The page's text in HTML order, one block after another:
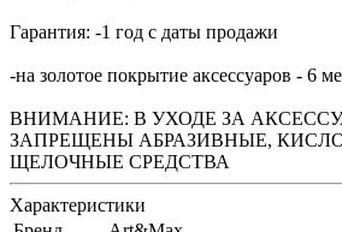
Гарантия: -1 год с даты продажи
-на золотое покрытие аксессуаров - 6
ВНИМАНИЕ: В УХОДЕ ЗА
ЗАПРЕЩЕНЫ АБРАЗИВНЫЕ,
ЩЕЛОЧНЫЕ СРЕДСТВА
Характеристики